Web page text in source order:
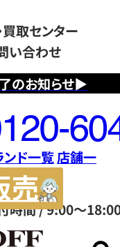
のお知らせ▶
買取センター
い合わせ
時間 / 9:00～
ンド一覧店舗一
サ